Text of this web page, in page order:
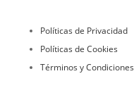
Políticas de Privacidad
Políticas de Cookies
Términos y Condiciones